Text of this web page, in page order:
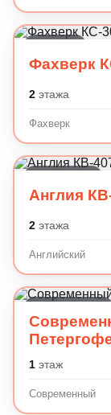
Фахверк
2этажа
Фахверк
Англия
2этажа
Английский
1этаж
Современный